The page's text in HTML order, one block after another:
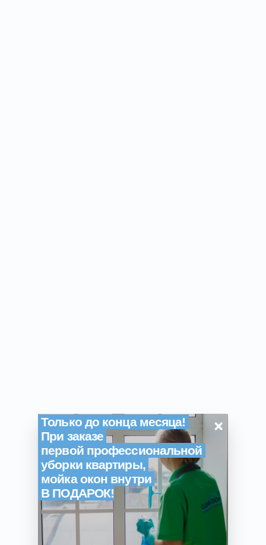
Только до конца месяца!
При заказе
первой профессиональной
уборки квартиры,
мойка окон внутри
В ПОДАРОК!
×